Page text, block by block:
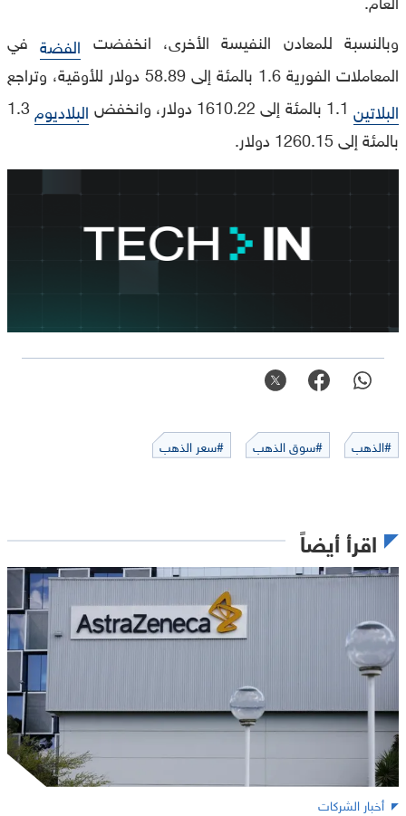
وبالنسبة للمعادن النفيسة الأخرى، انخفضت الفضةفي
المعاملات الفورية 1.6 بالمئة إلى 58.89 دولار للأوقية، وتراجع
البلاتين
البلاديوم1.3
بالمئة إلى 1260.15 دولار.
#الذهب #سوق الذهب #سعر الذهب
اقرأ أيضاً
أخبار الشركات